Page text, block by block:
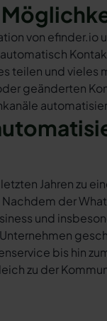
von
teilen und vieles
geänderten
Jahren zu
der
und
bis hin
zu der